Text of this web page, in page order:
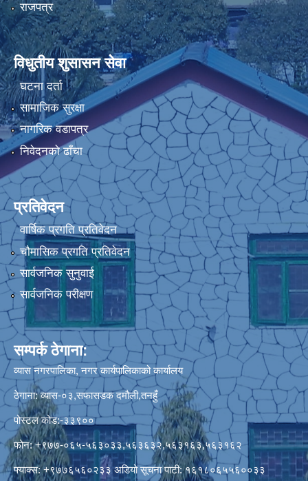
राजपत्र
विधुतीय शुसासन सेवा
घटना दर्ता
सामाजिक सुरक्षा
नागरिक वडापत्र
निवेदनको ढाँचा
प्रतिवेदन
वार्षिक प्रगति प्रतिवेदन
चौमासिक प्रगति प्रतिवेदन
सार्वजनिक सुनुवाई
सार्वजनिक परीक्षण
सम्पर्क ठेगाना:
व्यास नगरपालिका, नगर कार्यपालिकाको कार्यालय
ठेगाना: व्यास-०३,सफासडक दमौली,तनहुँ
पोस्टल कोड:-३३९००
फोन: +९७७-०६५-५६३०३३,५६३६३२,५६३१६३,५६३१६२
फ्याक्स: +९७७६५६०२३३ अडियो सूचना पाटी: १६१८०६५५६००३३